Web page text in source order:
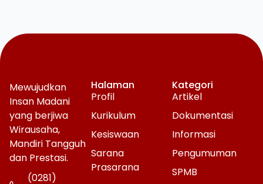
Mewujudkan
Insan Madani
yang berjiwa
Wirausaha,
Mandiri Tangguh
dan Prestasi.
(0281)
Halaman
Profil
Kurikulum
Kesiswaan
Sarana
Prasarana
Kategori
Artikel
Dokumentasi
Informasi
Pengumuman
SPMB